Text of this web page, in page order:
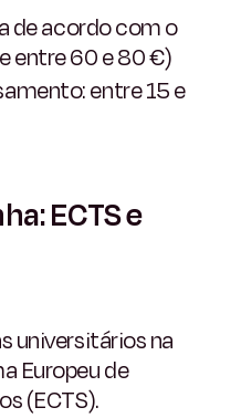
de acordo com o
entre 60 e 80 €)
entre 15 e
ECTS e
universitários na
Europeu de
(ECTS).